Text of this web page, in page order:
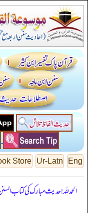
Eng
Ur-Latn
Store
الحمدللہ! حدیث مبارک کی کتاب